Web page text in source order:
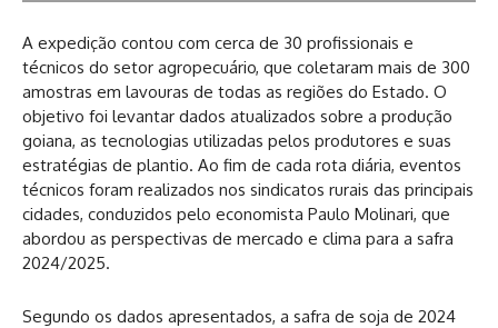
A expedição contou com cerca de 30 profissionais e
técnicos do setor agropecuário, que coletaram mais de 300
amostras em lavouras de todas as regiões do Estado. O
objetivo foi levantar dados atualizados sobre a produção
goiana, as tecnologias utilizadas pelos produtores e suas
estratégias de plantio. Ao fim de cada rota diária, eventos
técnicos foram realizados nos sindicatos rurais das principais
cidades, conduzidos pelo economista Paulo Molinari, que
abordou as perspectivas de mercado e clima para a safra
2024/2025.
Segundo os dados apresentados, a safra de soja de 2024